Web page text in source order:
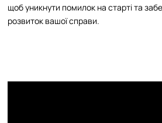
щоб уникнути помилок на старті та
розвиток вашої справи.